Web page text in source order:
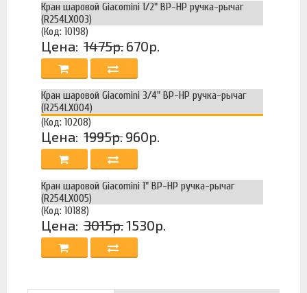
Кран шаровой Giacomini 1/2" ВР-НР ручка-рычаг
(R254LX003)
(Код: 10198)
Цена: 1475р. 670р.
Кран шаровой Giacomini 3/4" ВР-НР ручка-рычаг
(R254LX004)
(Код: 10208)
Цена: 1995р. 960р.
Кран шаровой Giacomini 1" ВР-НР ручка-рычаг
(R254LX005)
(Код: 10188)
Цена: 3015р.1530р.